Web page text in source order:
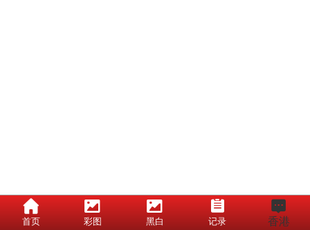
首页 彩图 黑白 记录 香港